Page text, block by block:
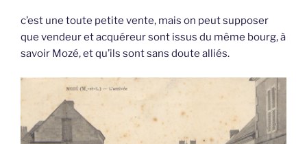
c’est une toute petite vente, mais on peut supposer
que vendeur et acquéreur sont issus du même bourg, à
savoir Mozé, et qu’ils sont sans doute alliés.